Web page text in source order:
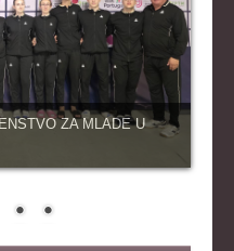
ZA MLADE U